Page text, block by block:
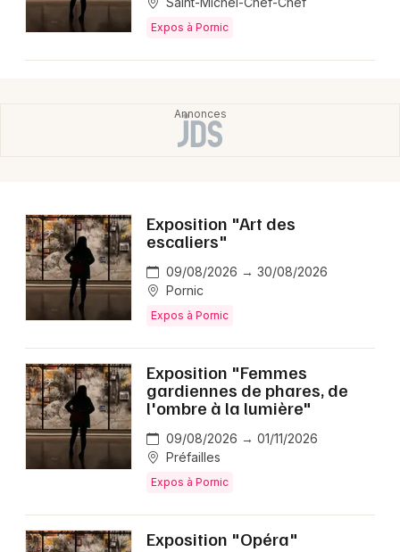
Expos à Pornic
Exposition "Art des
escaliers"
09/08/2026 → 30/08/2026
Pornic
Expos à Pornic
Exposition "Femmes
gardiennes de phares, de
l'ombre à la lumière"
09/08/2026 → 01/11/2026
Préfailles
Expos à Pornic
Exposition "Opéra"